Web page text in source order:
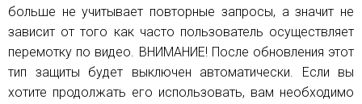
больше не учитывает повторные запросы, а значит не
зависит от того как часто пользователь осуществляет
перемотку по видео. ВНИМАНИЕ! После обновления этот
тип защиты будет выключен автоматически. Если вы
хотите продолжать его использовать, вам необходимо